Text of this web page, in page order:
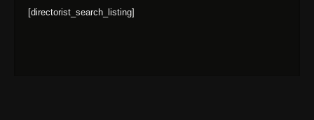
[directorist_search_listing]